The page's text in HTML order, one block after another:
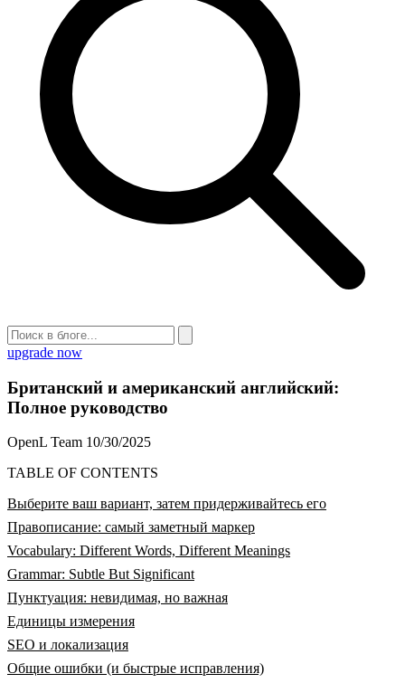
upgrade now
Британский и американский английский:
Полное руководство
OpenL Team 10/30/2025
TABLE OF CONTENTS
Выберите ваш вариант, затем придерживайтесь его
Правописание: самый заметный маркер
Vocabulary: Different Words, Different Meanings
Grammar: Subtle But Significant
Пунктуация: невидимая, но важная
Единицы измерения
SEO и локализация
Общие ошибки (и быстрые исправления)